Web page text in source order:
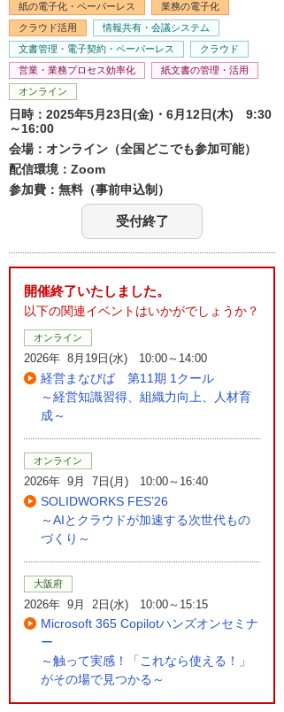
紙の電子化・ペーパーレス
業務の電子化
クラウド活用
情報共有・会議システム
文書管理・電子契約・ペーパーレス
クラウド
営業・業務プロセス効率化
紙文書の管理・活用
オンライン
日時：2025年5月23日(金)・6月12日(木) 9:30
～16:00
会場：オンライン（全国どこでも参加可能）
配信環境：Zoom
参加費：無料（事前申込制）
受付終了
開催終了いたしました。
以下の関連イベントはいかがでしょうか？
オンライン
2026年 8月19日(水) 10:00～14:00
経営まなびば 第11期 1クール
～経営知識習得、組織力向上、人材育
成～
オンライン
2026年 9月 7日(月) 10:00～16:40
SOLIDWORKS FES’26
～AIとクラウドが加速する次世代もの
づくり～
大阪府
2026年 9月 2日(水) 10:00～15:15
Microsoft 365 Copilotハンズオンセミナ
ー
～触って実感！「これなら使える！」
がその場で見つかる～